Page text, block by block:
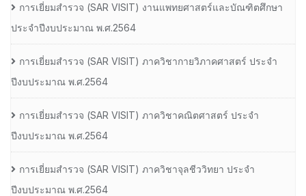
การเยี่ยมสํารวจ (SAR VISIT) งานแพทยศาสตร์และบัณฑิตศึกษา
ประจําปีงบประมาณ พ.ศ.2564
การเยี่ยมสํารวจ (SAR VISIT) ภาควิชากายวิภาคศาสตร์ ประจํา
ปีงบประมาณ พ.ศ.2564
การเยี่ยมสํารวจ (SAR VISIT) ภาควิชาคณิตศาสตร์ ประจํา
ปีงบประมาณ พ.ศ.2564
การเยี่ยมสํารวจ (SAR VISIT) ภาควิชาจุลชีววิทยา ประจํา
ปีงบประมาณ พ.ศ.2564